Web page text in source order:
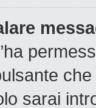
sarai